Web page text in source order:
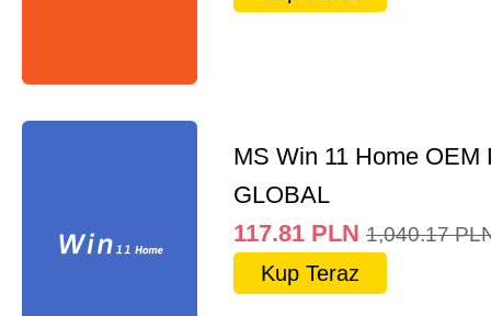
MS Win 11 Home OEM
GLOBAL
117.81 PLN 1,040.17
Kup Teraz